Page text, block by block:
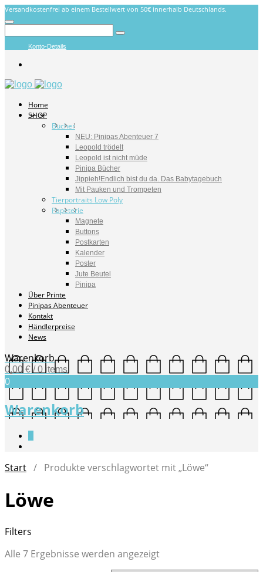
Versandkostenfrei ab einem Bestellwert von 50€ innerhalb Deutschlands.
Konto-Details
Home
SHOP
Bücher
NEU: Pinipas Abenteuer 7
Leopold trödelt
Leopold ist nicht müde
Pinipa Bücher
Jippieh!Endlich bist du da. Das Babytagebuch
Mit Pauken und Trompeten
Tierportraits Low Poly
Papeterie
Magnete
Buttons
Postkarten
Kalender
Poster
Jute Beutel
Pinipa
Über Printe
Pinipas Abenteuer
Kontakt
Händlerpreise
News
Warenkorb
0,00 € / 0 items
0
Warenkorb
Start / Produkte verschlagwortet mit „Löwe“
Löwe
Filters
Alle 7 Ergebnisse werden angezeigtNach